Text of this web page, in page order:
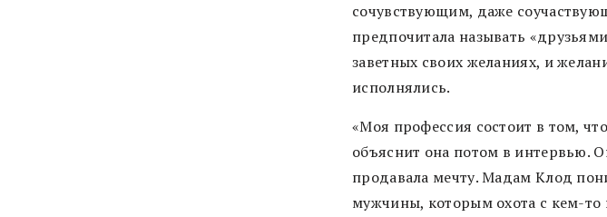
сочувствующим, даже
предпочитала называть
заветных своих желаниях, и
исполнялись.
«Моя профессия состоит в том,
объяснит она потом в интервью.
продавала мечту. Мадам Клод
мужчины, которым охота с кем-то